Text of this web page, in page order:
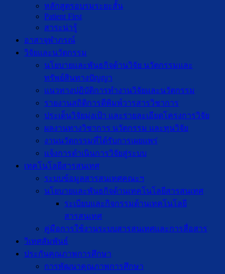
หลักสูตรอบรมระยะสั้น
Patient First
สาระน่ารู้
อาสาจุฬาภรณ์
วิจัยและนวัตกรรม
นโยบายและพันธกิจด้านวิจัย นวัตกรรมและ
ทรัพย์สินทางปัญญา
แนวทางปฏิบัติการทำงานวิจัยและนวัตกรรม
รายงานสถิติการตีพิมพ์วารสารวิชาการ
ประเด็นวิจัยมุ่งเป้า และรายละเอียดโครงการวิจัย
ผลงานทางวิชาการ นวัตกรรม และทุนวิจัย
งานนวัตกรรมที่ได้รับการเผยแพร่
แจ้งการดำเนินการวิจัยสู่ระบบ
เทคโนโลยีสารสนเทศ
ระบบข้อมูลสารสนเทศคณะฯ
นโยบายและพันธกิจด้านเทคโนโลยีสารสนเทศ
ระเบียบและกิจกรรมด้านเทคโนโลยี
สารสนเทศ
คู่มือการใช้งานระบบสารสนเทศและการสื่อสาร
วิเทศสัมพันธ์
ประกันคุณภาพการศึกษา
การพัฒนาคุณภาพการศึกษา